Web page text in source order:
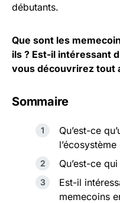
débutants.
Que sont les
ils ? Est-il intéressant
vous découvrirez tout
Sommaire
Qu’est-ce
Qu’est-ce
Est-il
memecoins